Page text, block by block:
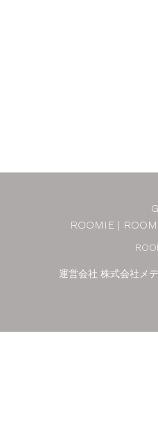
ROOMIE
運営会社 株式会社メ